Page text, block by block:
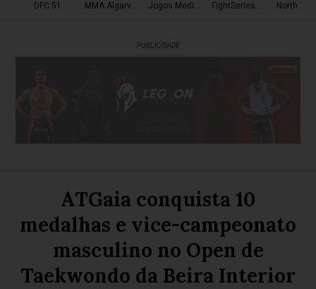
DFC 51 MMA Algarve CupJogos MediterrâneoFightSeries 11 North
PUBLICIDADE
ATGaia conquista 10
medalhas e vice-campeonato
masculino no Open de
Taekwondo da Beira Interior